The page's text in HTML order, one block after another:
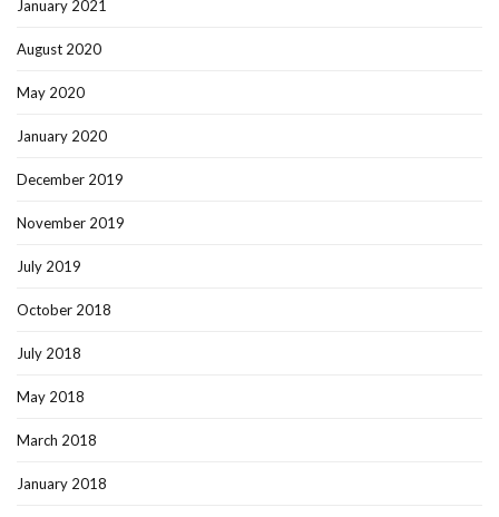
January 2021
August 2020
May 2020
January 2020
December 2019
November 2019
July 2019
October 2018
July 2018
May 2018
March 2018
January 2018